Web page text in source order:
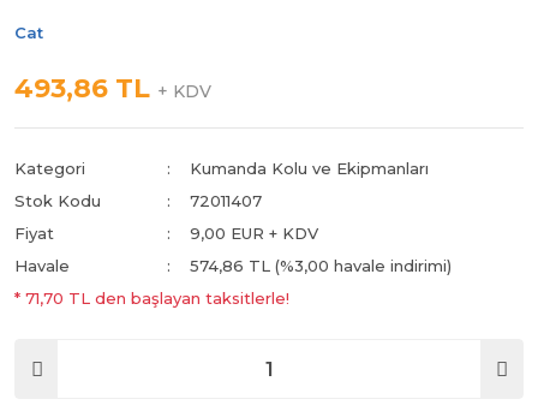
Cat
493,86 TL + KDV
Kategori
Kumanda Kolu ve Ekipmanları
Stok Kodu
72011407
Fiyat
9,00 EUR + KDV
Havale
574,86 TL (%3,00 havale indirimi)
* 71,70 TL den başlayan taksitlerle!